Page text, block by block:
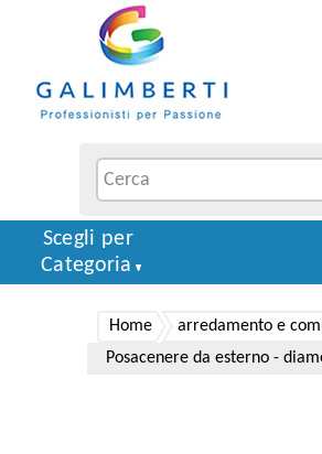
Scegli per
Categoria
Home arredamento e
Posacenere da esterno -